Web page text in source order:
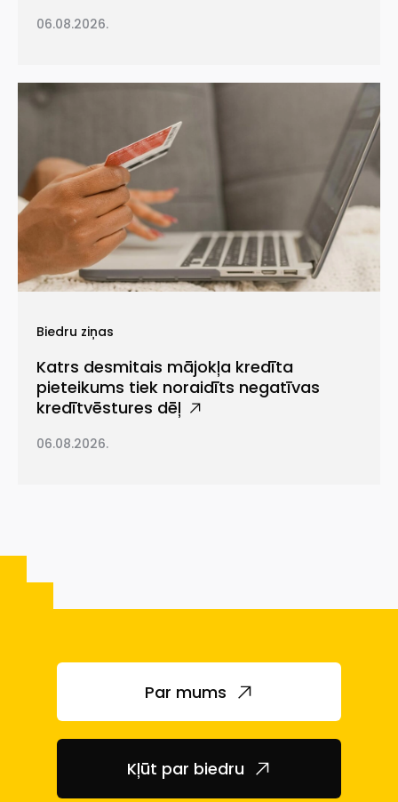
06.08.2026.
Biedru ziņas
Katrs desmitais mājokļa kredīta
pieteikums tiek noraidīts negatīvas
kredītvēstures dēļ
06.08.2026.
Par mums
Kļūt par biedru